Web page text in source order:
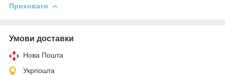
Приховати
Умови доставки
Нова Пошта
Укрпошта